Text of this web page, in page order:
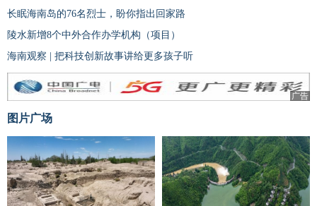
长眠海南岛的76名烈士，盼你指出回家路
陵水新增8个中外合作办学机构（项目）
海南观察 | 把科技创新故事讲给更多孩子听
广告
图片广场